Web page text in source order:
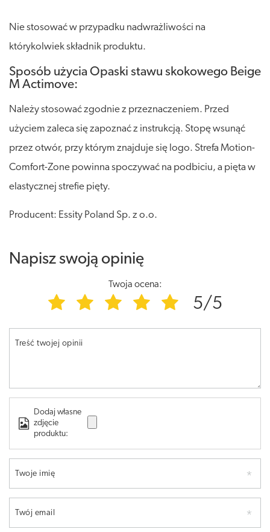
Nie stosować w przypadku nadwrażliwości na
którykolwiek składnik produktu.
Sposób użycia Opaski stawu skokowego Beige
M Actimove:
Należy stosować zgodnie z przeznaczeniem. Przed
użyciem zaleca się zapoznać z instrukcją. Stopę wsunąć
przez otwór, przy którym znajduje się logo. Strefa Motion-
Comfort-Zone powinna spoczywać na podbiciu, a pięta w
elastycznej strefie pięty.
Producent: Essity Poland Sp. z o.o.
Napisz swoją opinię
Twoja ocena:
5/5
Treść twojej opinii
Dodaj własne
zdjęcie
produktu:
Twoje imię
Twój email